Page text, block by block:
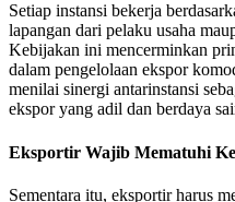
Setiap instansi bekerja
lapangan dari pelaku usaha
Kebijakan ini mencerminkan
dalam pengelolaan ekspor
menilai sinergi antarinstansi
ekspor yang adil dan berdaya
Eksportir Wajib Mematuhi
Sementara itu, eksportir harus